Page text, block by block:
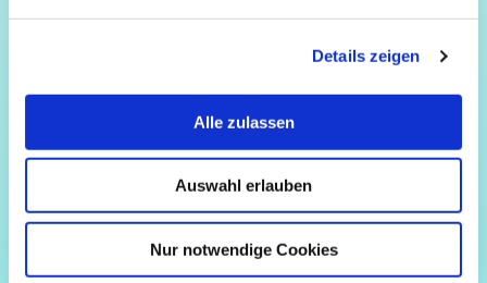
Details zeigen
Alle zulassen
Auswahl erlauben
Nur notwendige Cookies